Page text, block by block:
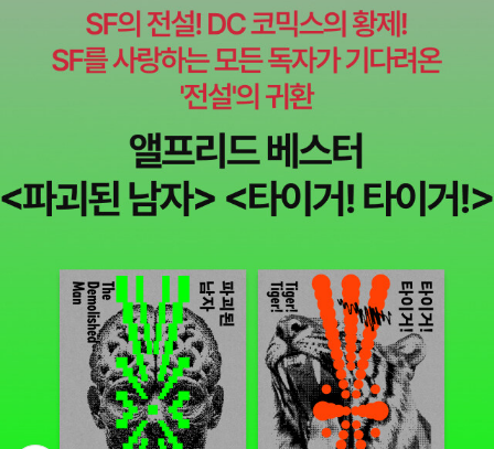
보고 싶다고 생각했다. 바닷가 마을에서의 나라의 이야기를 보며 나
도 괜히 입가에 미소가 떠올랐다.우리 아이들도 모든게 계산적이
고 공기도 안 좋은 도시보다 풍요롭고 아름다운 곳에서 살아갔으면